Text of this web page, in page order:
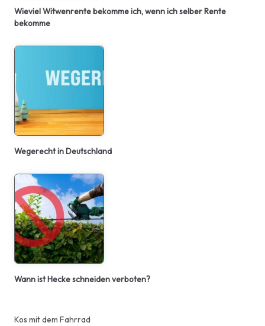
Wieviel Witwenrente bekomme ich, wenn ich selber Rente
bekomme
Wegerecht in Deutschland
Wann ist Hecke schneiden verboten?
Kos mit dem Fahrrad